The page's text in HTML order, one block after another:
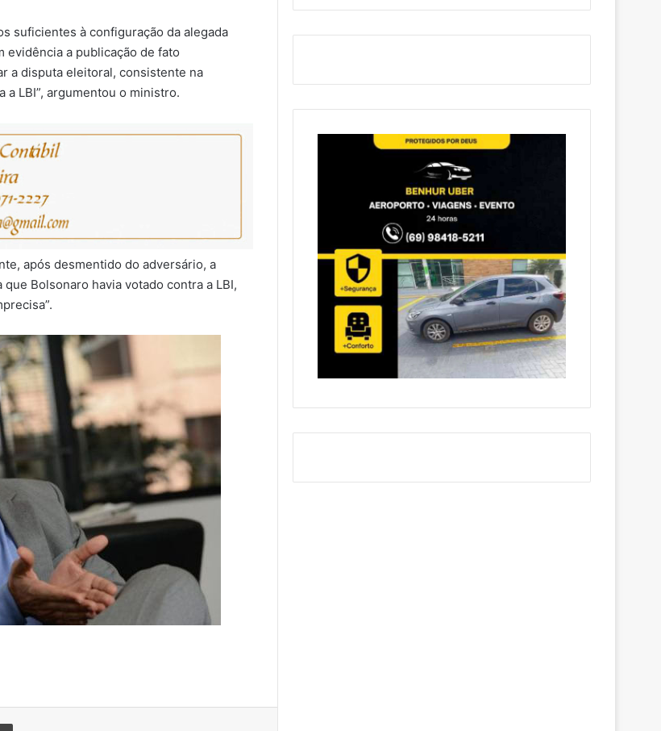
suficientes à configuração da alegada
evidência a publicação de fato
a disputa eleitoral, consistente na
LBI”, argumentou o ministro.
após desmentido do adversário, a
Bolsonaro havia votado contra a LBI,